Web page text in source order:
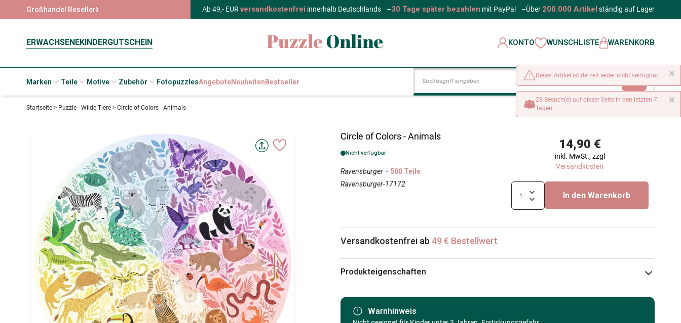
Großhandel Reseller Ab 49,- EURversandkostenfrei innerhalb Deutschlands –30 Tage später bezahlen mit PayPal –Über 200.000 Artikel ständig auf Lager
ERWACHSENEKINDERGUTSCHEIN KONTO WUNSCHLISTE WARENKORB
Marken Teile Motive Zubehör FotopuzzlesAngeboteNeuheitenBestseller
Startseite > Puzzle - Wilde Tiere > Circle of Colors - Animals
Circle of Colors - Animals
Nicht verfügbar
Ravensburger - 500 Teile
Ravensburger-17172
14,90 €
inkl. MwSt., zzgl
Versandkosten
In den Warenkorb
Versandkostenfrei ab 49 € Bestellwert
Produkteigenschaften
KategorieWarnhinweis
×
Dieser Artikel ist derzeit leider nicht verfügbar.
×
23 Besuch(e) auf dieser Seite in den letzten 7
Tagen.